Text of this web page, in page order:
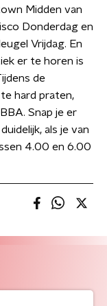
Midden van
Donderdag en
Vrijdag. En
er te horen is
de
hard praten,
Snap je er
als je van
4.00 en 6.00